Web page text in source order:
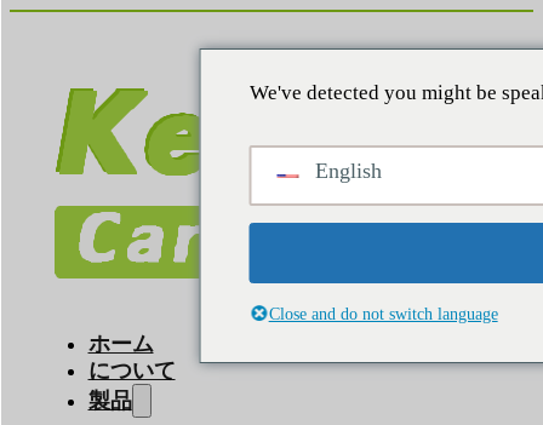
ホーム
について
製品
We've detected you might be
English
Close and do not switch language